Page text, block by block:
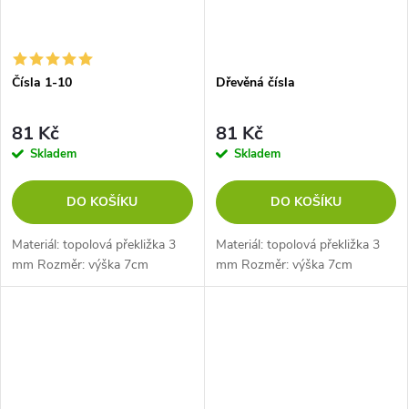
Čísla 1-10
81 Kč
Skladem
DO KOŠÍKU
Materiál: topolová překližka 3
mm Rozměr: výška 7cm
Dřevěná čísla
81 Kč
Skladem
DO KOŠÍKU
Materiál: topolová překližka 3
mm Rozměr: výška 7cm